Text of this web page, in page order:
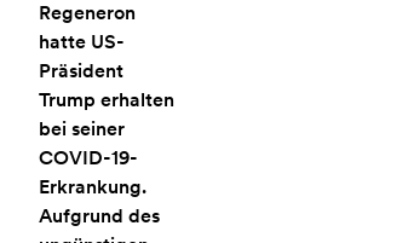
Regeneron
hatte US-
Präsident
Trump erhalten
bei seiner
COVID-19-
Erkrankung.
Aufgrund des